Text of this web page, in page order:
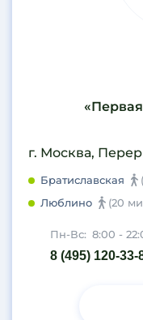
г. Москва,
Братиславская
Люблино
(20
Пн-Вс: 8:00 -
8 (495) 120-33-